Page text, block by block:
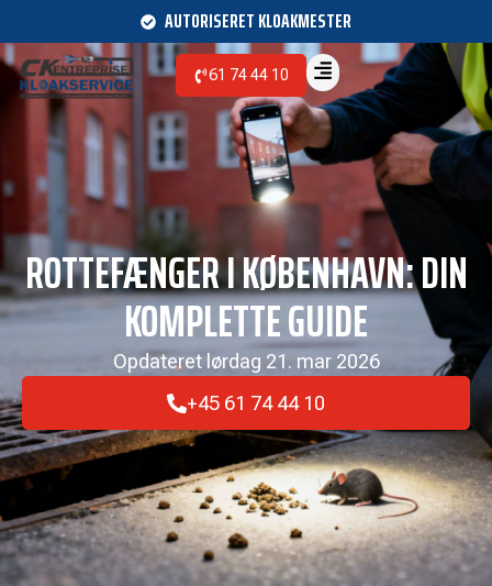
AUTORISERET KLOAKMESTER
61 74 44 10
ROTTEFÆNGER I KØBENHAVN: DIN
KOMPLETTE GUIDE
Opdateret lørdag 21. mar 2026
+45 61 74 44 10